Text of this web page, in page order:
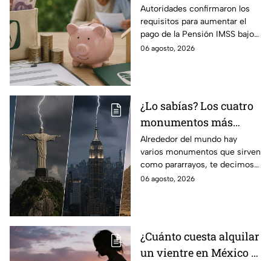
indispensables para
incrementar el pago de
la Pensión IMSS bajo el
régimen de la Ley 73
Autoridades confirmaron los
requisitos para aumentar el
pago de la Pensión IMSS bajo
la Ley 73, ¿cuáles son?
06 agosto, 2026
¿Lo sabías? Los cuatro
monumentos más
famosos del mundo que
también funcionan
como pararrayos
Alrededor del mundo hay
varios monumentos que sirven
como pararrayos, te decimos
los cuatro más icónicos y
06 agosto, 2026
¿Cuánto cuesta alquilar
un vientre en México y